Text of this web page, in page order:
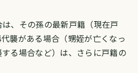
、その孫の最新戸籍（現在戸
襲がある場合（甥姪が亡くなっ
る場合など）は、さらに戸籍の